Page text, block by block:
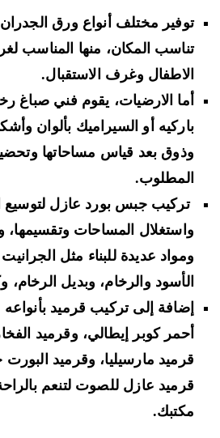
توفير مختلف أنواع ورق الجدران
تناسب المكان، منها المناسب
الاطفال وغرف الاستقبال.
أما الارضيات، يقوم فني صباغ
باركيه أو السيراميك بألوان وأشكال
وذوق بعد قياس مساحاتها وتحضير
المطلوب.
تركيب جبس بورد عازل لتوسيع
واستغلال المساحات وتقسيمها،
ومواد عديدة للبناء مثل الجرانيت
الأسود والرخام، وبديل الرخام،
إضافة إلى تركيب قرميد بأنواعه
أحمر كوبر إيطالي، وقرميد الفخار
قرميد مارسيليا، وقرميد البورت
قرميد عازل للصوت لتنعم بالراحة
مكتبك.